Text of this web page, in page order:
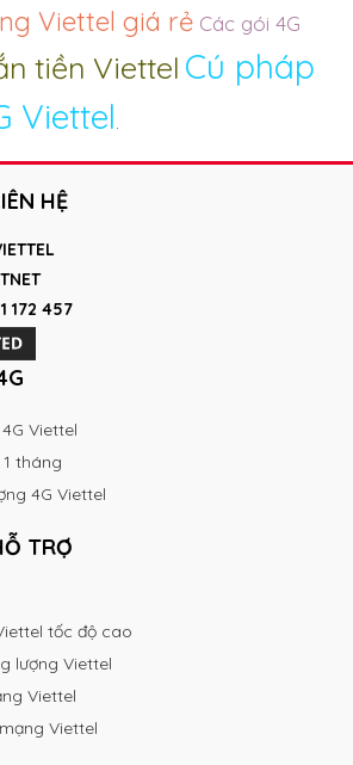
Viettel giá rẻ Các gói 4G
tiền Viettel Cú pháp
Viettel.
HỆ
172 457
Viettel
tháng
4G Viettel
TRỢ
tốc độ cao
lượng Viettel
Viettel
Viettel